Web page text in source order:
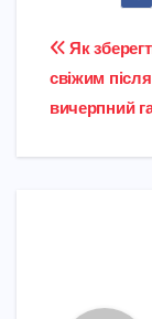
Як
свіжим
вичерпний